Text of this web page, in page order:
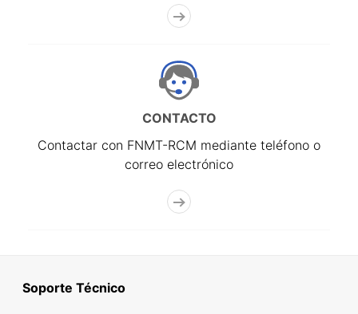
CONTACTO
Contactar con FNMT-RCM mediante teléfono o
correo electrónico
Soporte Técnico